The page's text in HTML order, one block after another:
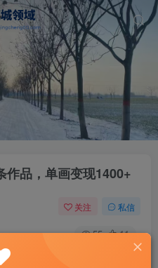
作品，单画变现1400+
关注 私信
55 11